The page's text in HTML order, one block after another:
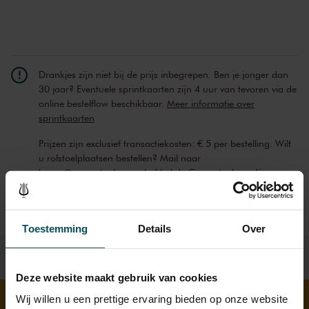
Toestemming Details Over
Deze website maakt gebruik van cookies
Wij willen u een prettige ervaring bieden op onze website
Drankjes zijn niet bij de prijs inbegrepen. Ben je jonger dan
30 jaar? Eventuele sprintkaarten zijn 4 uur van tevoren via de
online bestelflow beschikbaar. Meer informatie over
sprintkaarten
Prijzen zijn exclusief transactiekosten: € 5 per bestelling. Wilt
u rolstoelplaatsen bestellen? Mail naar
kassa@concertgebouw.nl of bel de Concertgebouwlijn op